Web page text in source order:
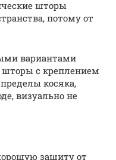
шторы
потому от
вариантами
с креплением
косяка,
визуально не
защиту от